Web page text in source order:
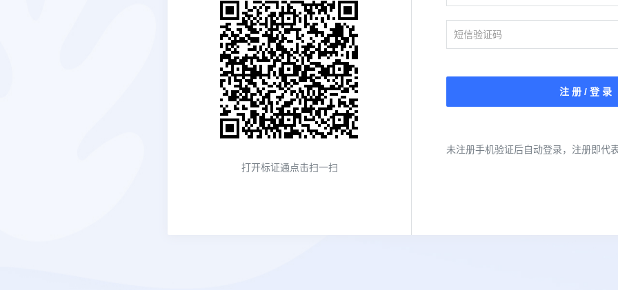
打开标证通点击扫一扫
注 册 / 登 录
未注册手机验证后自动登录，注册即代